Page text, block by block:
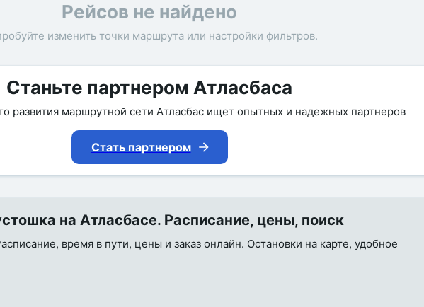
Рейсов не найдено
изменить точки маршрута или настройки фильтров.
Станьте партнером Атласбаса
развития маршрутной сети Атласбас ищет опытных и надежных партнеров
Стать партнером
на Атласбасе. Расписание, цены, поиск
время в пути, цены и заказ онлайн. Остановки на карте, удобное